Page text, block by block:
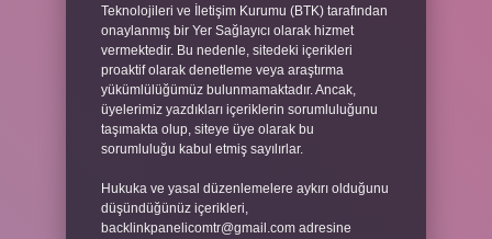
Teknolojileri ve İletişim Kurumu (BTK) tarafından
onaylanmış bir Yer Sağlayıcı olarak hizmet
vermektedir. Bu nedenle, sitedeki içerikleri
proaktif olarak denetleme veya araştırma
yükümlülüğümüz bulunmamaktadır. Ancak,
üyelerimiz yazdıkları içeriklerin sorumluluğunu
taşımakta olup, siteye üye olarak bu
sorumluluğu kabul etmiş sayılırlar.
Hukuka ve yasal düzenlemelere aykırı olduğunu
düşündüğünüz içerikleri,
backlinkpanelicomtr@gmail.com adresine